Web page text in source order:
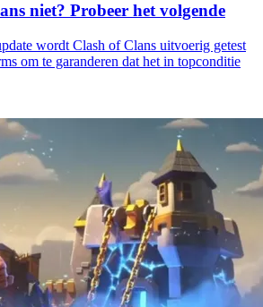
niet? Probeer het volgende
wordt Clash of Clans uitvoerig getest
om te garanderen dat het in topconditie